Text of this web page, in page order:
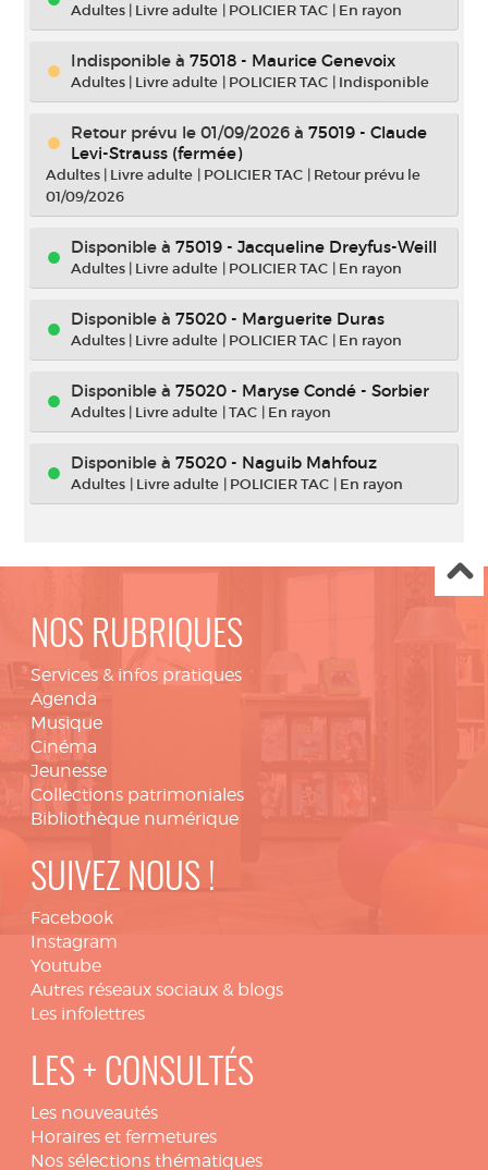
Adultes | Livre adulte | POLICIER TAC | En rayon
Indisponible à 75018 - Maurice Genevoix
Adultes | Livre adulte | POLICIER TAC | Indisponible
Retour prévu le 01/09/2026 à 75019 - Claude
Levi-Strauss (fermée)
Adultes | Livre adulte | POLICIER TAC | Retour prévu le
01/09/2026
Disponible à 75019 - Jacqueline Dreyfus-Weill
Adultes | Livre adulte | POLICIER TAC | En rayon
Disponible à 75020 - Marguerite Duras
Adultes | Livre adulte | POLICIER TAC | En rayon
Disponible à 75020 - Maryse Condé - Sorbier
Adultes | Livre adulte |TAC | En rayon
Disponible à 75020 - Naguib Mahfouz
Adultes | Livre adulte | POLICIER TAC | En rayon
NOS RUBRIQUES
Services & infos pratiques
Agenda
Musique
Cinéma
Jeunesse
Collections patrimoniales
Bibliothèque numérique
SUIVEZ NOUS !
Facebook
Instagram
Youtube
Autres réseaux sociaux & blogs
Les infolettres
LES + CONSULTÉS
Les nouveautés
Horaires et fermetures
Nos sélections thématiques